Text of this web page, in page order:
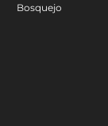
Bosquejo